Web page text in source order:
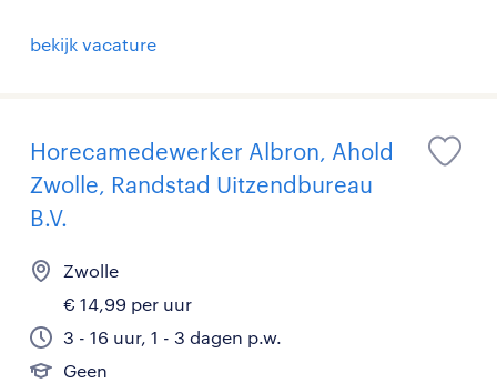
bekijk vacature
Horecamedewerker Albron, Ahold
Zwolle, Randstad Uitzendbureau
B.V.
Zwolle
€ 14,99 per uur
3 - 16 uur, 1 - 3 dagen p.w.
Geen